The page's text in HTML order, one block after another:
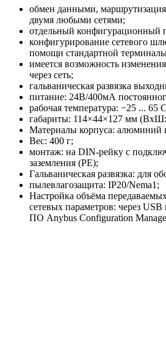
обмен данными,
двумя любыми сетями;
отдельный конфигурационный
конфигурирование сетевого
помощи стандартной
имеется возможность
через сеть;
гальваническая развязка
питание: 24В/400мА
рабочая температура: −25 ... 65
габариты: 114×44×127 мм
Материалы корпуса: алюминий
Вес: 400 г;
монтаж: на DIN-рейку с
заземления (РЕ);
Гальваническая развязка: для
пылевлагозащита: IP20/Nema1;
Настройка объёма
сетевых параметров: через
ПО Anybus Configuration